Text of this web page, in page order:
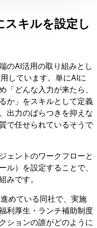
キルを設定し
のAI活用の取り組みとし
しています。単にAIに
「どんな入力が来たら、
か」をスキルとして定義
出力のばらつきを抑えな
で任せられているそうで
ェントのワークフローと
ル）を設定することで、
みです。
めている同社で、実施
利厚生・ランチ補助制度
ションの誰がどのように